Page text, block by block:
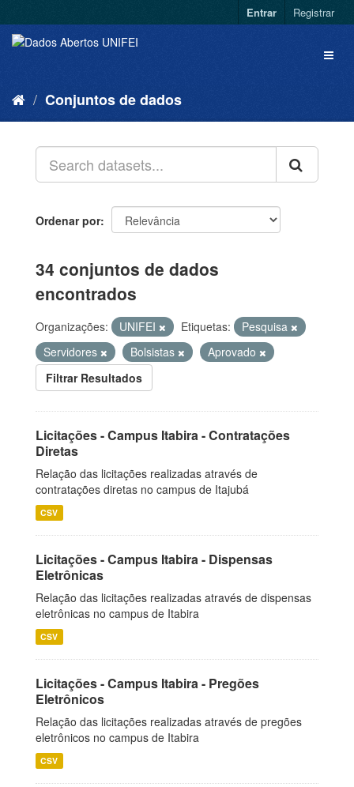
Entrar Registrar
Conjuntos de dados
Ordenar por
34 conjuntos de dados
encontrados
Organizações: UNIFEI Etiquetas:
Pesquisa
Servidores
Bolsistas
Aprovado
Filtrar Resultados
Licitações - Campus Itabira - Contratações
Diretas
Relação das licitações realizadas através de
contratações diretas no campus de Itajubá
CSV
Licitações - Campus Itabira - Dispensas
Eletrônicas
Relação das licitações realizadas através de dispensas
eletrônicas no campus de Itabira
CSV
Licitações - Campus Itabira - Pregões
Eletrônicos
Relação das licitações realizadas através de pregões
eletrônicos no campus de Itabira
CSV